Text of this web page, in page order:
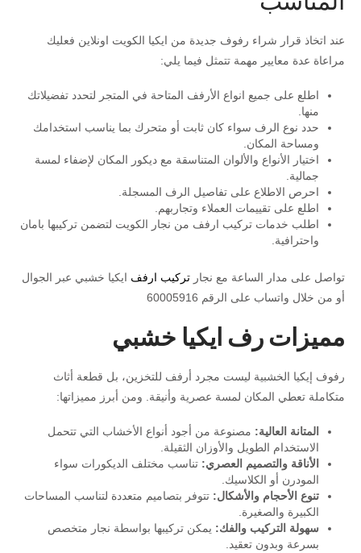
عند اتخاذ قرار شراء رفوف جديدة من ايكيا الكويت اونلاين فعليك
مراعاة عدة معايير مهمة تتمثل فيما يلي:
اطلع على جميع انواع الأرفف المتاحة في المتجر لتحدد تفضيلاتك
منها.
حدد نوع الرف سواء كان ثابت أو متحرك بما يناسب استخدامك
ومساحة المكان.
اختيار الأنواع والألوان المتناسقة مع ديكور المكان لإضفاء لمسة
جمالية.
احرص الاطلاع على تفاصيل الرف المسجلة.
اطلع على تقييمات العملاء وتجاربهم.
اطلب خدمات تركيب ارفف من نجار الكويت لتضمن تركيبها بامان
واحترافية.
تواصل على مدار الساعة مع نجار تركيب ارفف ايكيا خشبي عبر الجوال
أو من خلال واتساب على الرقم 60005916
مميزات رف ايكيا خشبي
رفوف إيكيا الخشبية ليست مجرد أرفف للتخزين، بل قطعة أثاث
متكاملة تعطي المكان لمسة عصرية وأنيقة. ومن أبرز مميزاتها:
المتانة العالية: مصنوعة من أجود أنواع الأخشاب التي تتحمل
الاستخدام الطويل والأوزان الثقيلة.
الأناقة والتصميم العصري: تناسب مختلف الديكورات سواء
المودرن أو الكلاسيك.
تنوع الأحجام والأشكال: تتوفر بتصاميم متعددة لتناسب المساحات
الكبيرة والصغيرة.
سهولة التركيب والفك: يمكن تركيبها بواسطة نجار متخصص
بسرعة وبدون تعقيد.